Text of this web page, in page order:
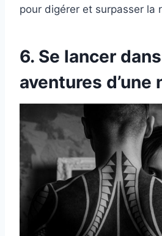
pour digérer et surpasser la
6. Se lancer
aventures d’une